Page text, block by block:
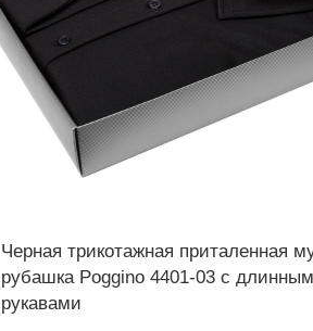
Черная трикотажная приталенная
рубашка Poggino 4401-03 с
рукавами